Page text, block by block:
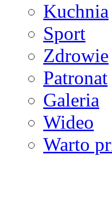
Kuchnia
Sport
Zdrowie
Patronat
Galeria
Wideo
Warto